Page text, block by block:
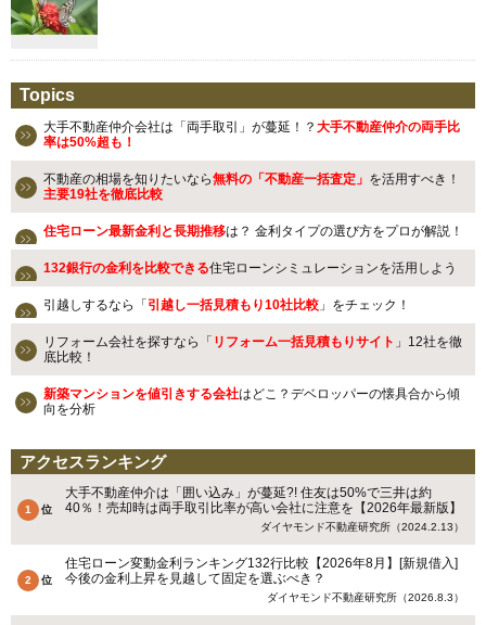
Topics
大手不動産仲介会社は「両手取引」が蔓延！？ 大手不動産仲介の両手比
率は50%超も！
不動産の相場を知りたいなら無料の「不動産一括査定」 を活用すべき！
主要19社を徹底比較
住宅ローン最新金利と長期推移は？ 金利タイプの選び方をプロが解説！
132銀行の金利を比較できる住宅ローンシミュレーションを活用しよう
引越しするなら「 引越し一括見積もり10社比較 」をチェック！
リフォーム会社を探すなら「 リフォーム一括見積もりサイト 」12社を徹
底比較！
新築マンションを値引きする会社はどこ？デベロッパーの懐具合から傾
向を分析
アクセスランキング
大手不動産仲介は「囲い込み」が蔓延?! 住友は50%で三井は約
40％！売却時は両手取引比率が高い会社に注意を【2026年最新版】
ダイヤモンド不動産研究所（2024.2.13）
住宅ローン変動金利ランキング132行比較【2026年8月】[新規借入]
今後の金利上昇を見越して固定を選ぶべき？
ダイヤモンド不動産研究所（2026.8.3）